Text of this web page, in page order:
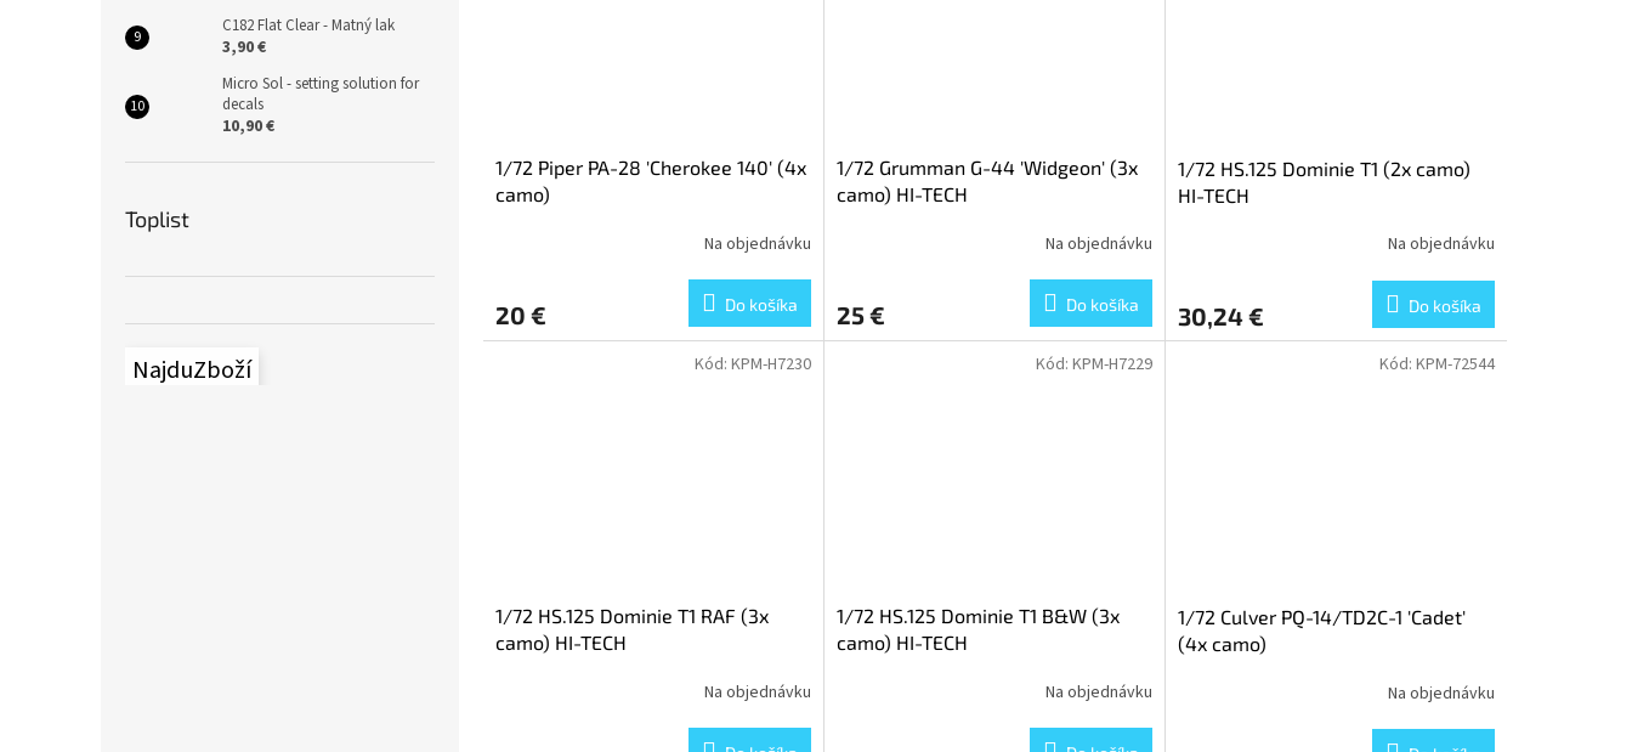
C182 Flat Clear - Matný lak
3,90 €
Micro Sol - setting solution for
decals
10,90 €
Toplist
NajduZboží
1/72 Piper PA-28 'Cherokee 140' (4x
camo)
Na objednávku
20 € Do košíka
1/72 Grumman G-44 'Widgeon' (3x
camo) HI-TECH
Na objednávku
25 € Do košíka
1/72 HS.125 Dominie T1 (2x camo)
HI-TECH
Na objednávku
30,24 € Do košíka
1/72 HS.125 Dominie T1 RAF (3x
camo) HI-TECH
Na objednávku
Kód: KPM-H7230
1/72 HS.125 Dominie T1 B&W (3x
camo) HI-TECH
Na objednávku
Kód: KPM-H7229
1/72 Culver PQ-14/TD2C-1 'Cadet'
(4x camo)
Na objednávku
Kód: KPM-72544